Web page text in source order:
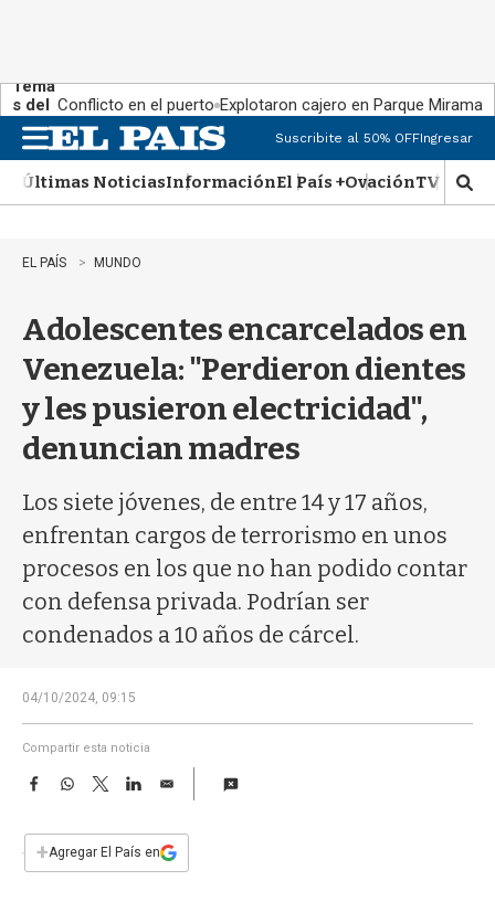
Tema
s del
día:
Conflicto en el puerto Explotaron cajero en Parque Miramar
n
u
Suscribite al 50% OFFIngresar
Últimas NoticiasInformaciónEl País +OvaciónTV Show
M
o
r
b
�
EL PAÍS MUNDO
Adolescentes encarcelados en
Venezuela: "Perdieron dientes
y les pusieron electricidad",
denuncian madres
Los siete jóvenes, de entre 14 y 17 años,
enfrentan cargos de terrorismo en unos
procesos en los que no han podido contar
con defensa privada. Podrían ser
condenados a 10 años de cárcel.
04/10/2024, 09:15
Compartir esta noticia
F
e
b
W
s
T
w
t
L
E
i
l
+Agregar El País en